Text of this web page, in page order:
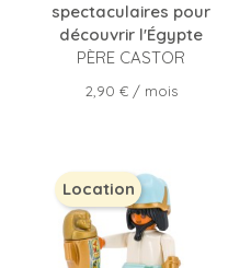
spectaculaires pour
découvrir l'Égypte
PÈRE CASTOR
Prix
2,90 €/ mois
Location